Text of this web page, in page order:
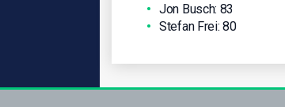
Jon Busch: 83
Stefan Frei: 80